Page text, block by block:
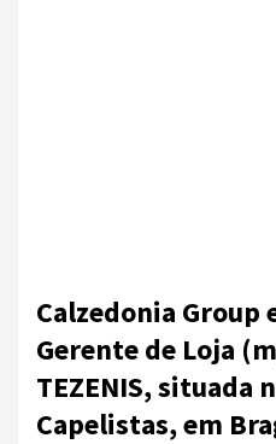
Calzedonia Group
Gerente de Loja
TEZENIS, situada
Capelistas, em